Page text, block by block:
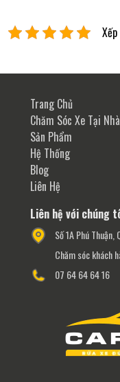
Trang Chủ
Chăm Sóc Xe Tại Nhà
Sản Phẩm
Hệ Thống
Blog
Liên Hệ
Liên hệ với chúng
Số 1A Phú Thuận,
Chăm sóc khách
07 64 64 64 16